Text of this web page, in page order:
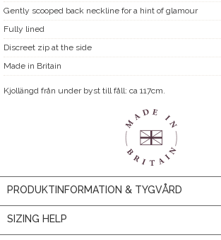
Gently scooped back neckline for a hint of glamour
Fully lined
Discreet zip at the side
Made in Britain
Kjollängd från under byst till fåll: ca 117cm.
PRODUKTINFORMATION & TYGVÅRD
SIZING HELP